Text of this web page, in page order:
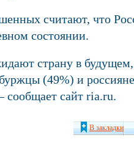
считают, что
состоянии.
страну в
(49%) и
сообщает сайт ria.ru.
В закладки